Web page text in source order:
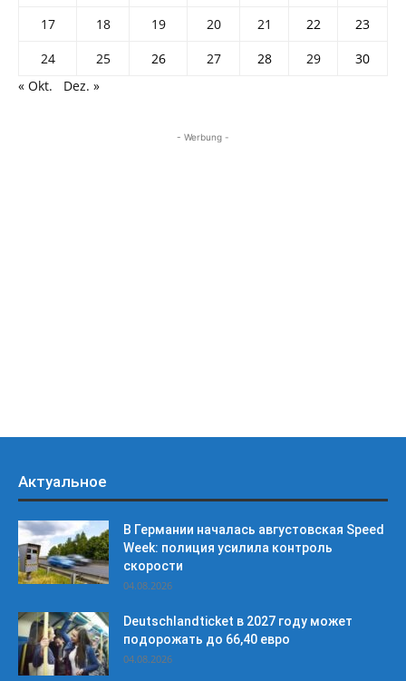
17
18 19 20 21 22
23
24
25 26 27 28 29
30
« Okt.
Dez. »
- Werbung -
Актуальное
В Германии началась августовская Speed
Week: полиция усилила контроль
скорости
04.08.2026
Deutschlandticket в 2027 году может
подорожать до 66,40 евро
04.08.2026